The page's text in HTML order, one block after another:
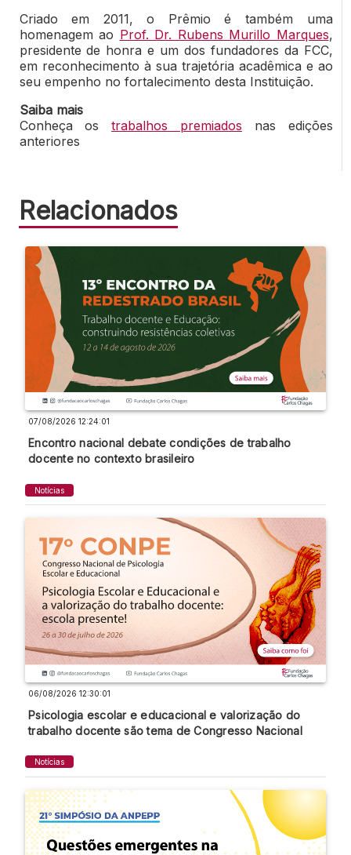
Criado em 2011, o Prêmio é também uma
homenagem ao Prof. Dr. Rubens Murillo Marques,
presidente de honra e um dos fundadores da FCC,
em reconhecimento à sua trajetória acadêmica e ao
seu empenho no fortalecimento desta Instituição.
Saiba mais
Conheça ostrabalhos premiados nas edições
anteriores
Relacionados
07/08/2026 12:24:01
Encontro nacional debate condições de trabalho
docente no contexto brasileiro
Notícias
06/08/2026 12:30:01
Psicologia escolar e educacional e valorização do
trabalho docente são tema de Congresso Nacional
Notícias